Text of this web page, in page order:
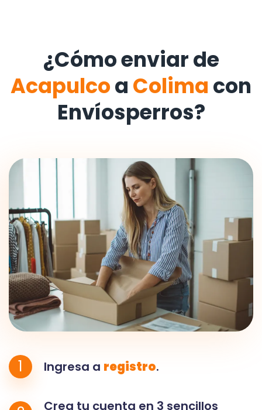
¿Cómo enviar de
Acapulcoa Colima con
Envíosperros?
1 Ingresa a registro.
Crea tu cuenta en 3 sencillos